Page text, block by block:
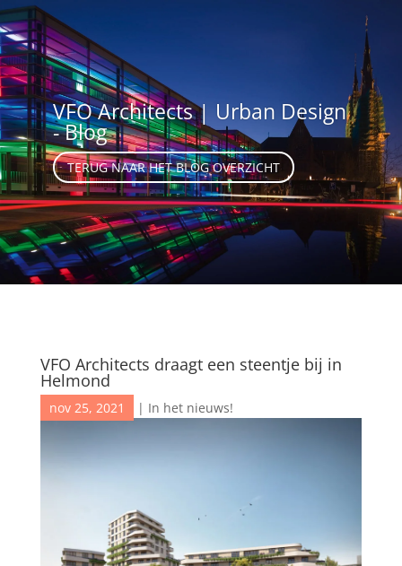
VFO Architects | Urban Design
- Blog
TERUG NAAR HET BLOG OVERZICHT
VFO Architects draagt een steentje bij in
Helmond
nov 25, 2021 | In het nieuws!